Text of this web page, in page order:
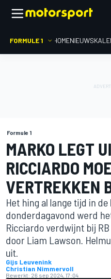
FORMULE 1 HOMENIEUWS
Formule 1
MARKO LEGT
RICCIARDO
VERTREKKEN
Het hing al lange tijd in
donderdagavond werd
Ricciardo verdwijnt bij
door Liam Lawson.
uit.
Gijs Leuvenink
Christian Nimmervoll
Bewerkt: 26 sep 2024, 17:04